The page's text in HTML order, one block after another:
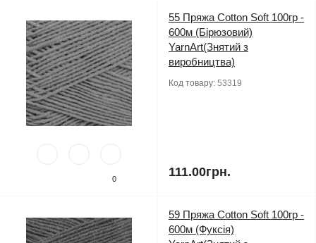
0
55 Пряжа Cotton Soft 100гр -
600м (Бірюзовий)
YarnArt(Знятий з
виробництва)
Код товару: 53319
111.00грн.
59 Пряжа Cotton Soft 100гр -
600м (Фуксія)